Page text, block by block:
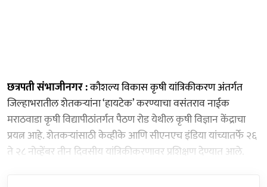
छत्रपती संभाजीनगर :कौशल्य विकास कृषी यांत्रिकीकरण अंतर्गत
जिल्हाभरातील शेतकऱ्यांना ‘हायटेक’ करण्याचा वसंतराव नाईक
मराठवाडा कृषी विद्यापीठांतर्गत पैठण रोड येथील कृषी विज्ञान केंद्राचा
प्रयत्न आहे. शेतकऱ्यांसाठी केव्हीके आणि सीएनएच इंडिया यांच्यातर्फे २६
ते २८ नोव्हेंबर तीन दिवसीय यांत्रिकीकरणावर प्रशिक्षण देण्यात आले.